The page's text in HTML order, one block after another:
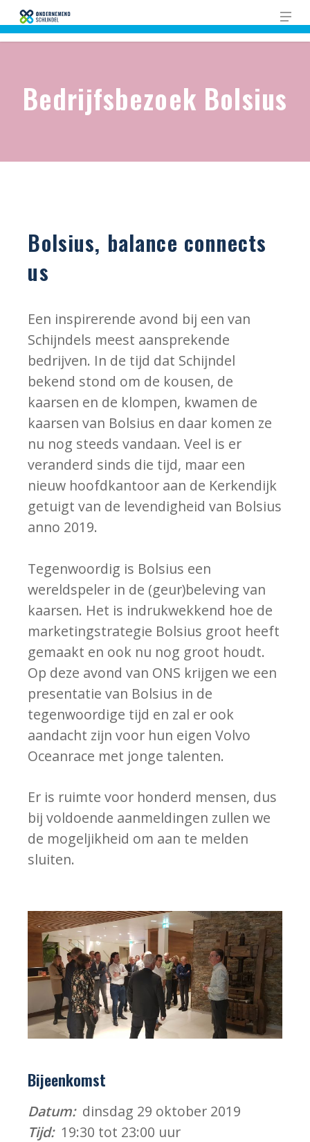
Skip
to
Bedrijfsbezoek Bolsius
Bolsius, balance connects
us
Een inspirerende avond bij een van
Schijndels meest aansprekende
bedrijven. In de tijd dat Schijndel
bekend stond om de kousen, de
kaarsen en de klompen, kwamen de
kaarsen van Bolsius en daar komen ze
nu nog steeds vandaan. Veel is er
veranderd sinds die tijd, maar een
nieuw hoofdkantoor aan de Kerkendijk
getuigt van de levendigheid van Bolsius
anno 2019.
Tegenwoordig is Bolsius een
wereldspeler in de (geur)beleving van
kaarsen. Het is indrukwekkend hoe de
marketingstrategie Bolsius groot heeft
gemaakt en ook nu nog groot houdt.
Op deze avond van ONS krijgen we een
presentatie van Bolsius in de
tegenwoordige tijd en zal er ook
aandacht zijn voor hun eigen Volvo
Oceanrace met jonge talenten.
Er is ruimte voor honderd mensen, dus
bij voldoende aanmeldingen zullen we
de mogeljikheid om aan te melden
sluiten.
Bijeenkomst
Datum:dinsdag 29 oktober 2019
Tijd:19:30 tot 23:00 uur
Close